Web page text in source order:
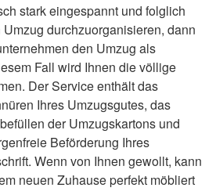
stark eingespannt und folglich
durchzuorganisieren, dann
den Umzug als
Fall wird Ihnen die völlige
Der Service enthält das
Ihres Umzugsgutes, das
der Umzugskartons und
Beförderung Ihres
Wenn von Ihnen gewollt, kann
neuen Zuhause perfekt möbliert